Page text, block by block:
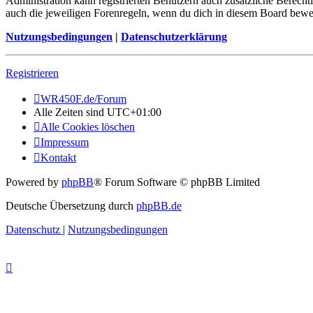
auch die jeweiligen Forenregeln, wenn du dich in diesem Board
Nutzungsbedingungen | Datenschutzerklärung
Registrieren
WR450F.de/Forum
Alle Zeiten sind UTC+01:00
Alle Cookies löschen
Impressum
Kontakt
Powered by phpBB® Forum Software © phpBB Limited
Deutsche Übersetzung durch phpBB.de
Datenschutz | Nutzungsbedingungen